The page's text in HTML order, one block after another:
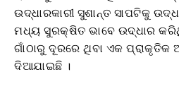
ଉଦ୍ଧାରକାରୀ ସୁଶାନ୍ତ ସାପଟିକୁ
ମଧ୍ୟ ସୁରକ୍ଷିତ ଭାବେ ଉଦ୍ଧାର
ଗାଁଠାରୁ ଦୂରରେ ଥିବା ଏକ ପ୍ରାକୃତିକ
ଦିଆଯାଇଛି ।